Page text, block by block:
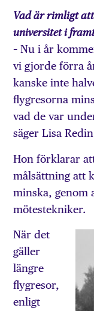
Vad är rimligt att
universitet i
– Nu i år
vi gjorde förra
kanske inte
flygresorna
vad de var
säger Lisa
Hon förklarar
målsättning att
minska, genom
mötestekniker.
När det
gäller
längre
flygresor,
enligt